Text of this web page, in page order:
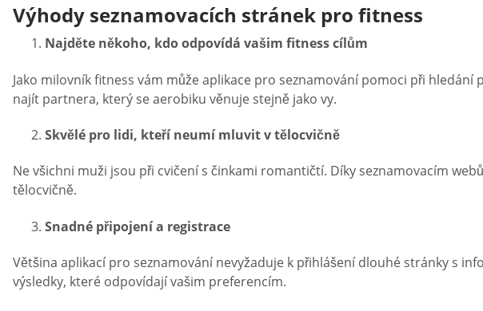
Výhody seznamovacích stránek pro fitness
Najděte někoho, kdo odpovídá vašim fitness cílům
Jako milovník fitness vám může aplikace pro seznamování pomoci při
najít partnera, který se aerobiku věnuje stejně jako vy.
Skvělé pro lidi, kteří neumí mluvit v tělocvičně
Ne všichni muži jsou při cvičení s činkami romantičtí. Díky seznamovacím
tělocvičně.
Snadné připojení a registrace
Většina aplikací pro seznamování nevyžaduje k přihlášení dlouhé stránky s
výsledky, které odpovídají vašim preferencím.